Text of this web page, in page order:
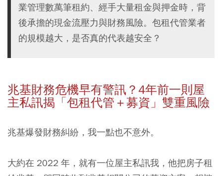
業管理數萬筆租約、經手大量租金與押金時，背
後承擔的現金流壓力與財務風險。包租代管業者
的規模越大，是否真的代表越安全？
兆基財務危機早有警訊？4年前一則屋
主私訊揭「包租代管＋募資」雙重風險
兆基爆發財務糾紛，我一點也不意外。
大約在 2022 年，就有一位屋主私訊我，他把房子租